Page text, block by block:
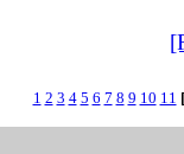
1 2 3 4 5 6 7 8 9 10 11